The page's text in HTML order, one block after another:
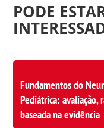
PODE
Fundamentos do
Pediátrica:
baseada na evidência